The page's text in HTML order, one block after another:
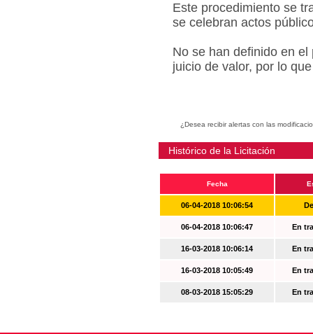
Este procedimiento se
se celebran actos
No se han definido en
juicio de valor, por lo
¿Desea recibir alertas con las
Histórico de la Licitación
Fecha
06-04-2018 10:06:54
06-04-2018 10:06:47 En
16-03-2018 10:06:14 En
16-03-2018 10:05:49 En
08-03-2018 15:05:29 En